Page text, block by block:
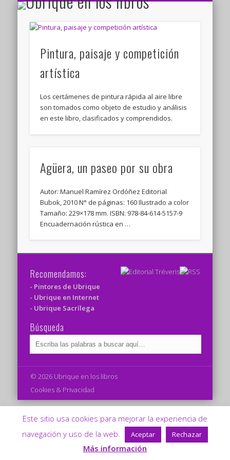
Ubrique en los libros
INICIO
CONTACTO
Pintura, paisaje y competición
artística
Los certámenes de pintura rápida al aire libre
son tomados como objeto de estudio y análisis
en este libro, clasificados y comprendidos.
Agüera, un paseo por su obra
Autor: Manuel Ramírez Ordóñez Editorial
Bubok, 2010 N° de páginas: 160 Ilustrado a color
Tamaño: 229×178 mm. ISBN: 978-84-614-5157-9
Encuadernación rústica en …
Recomendamos:
- Pintores de Ubrique
- Ubrique en Internet
- Ubrique Sacrílega
Búsqueda
© 2026 Ubrique en los libros
Cookies & Privacidad
Este sitio usa cookies para mejorar la experiencia de
navegación y uso de la web.
Aceptar Rechazar
Más información